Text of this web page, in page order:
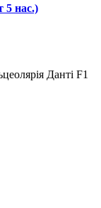
5 нас.)
Данті F1